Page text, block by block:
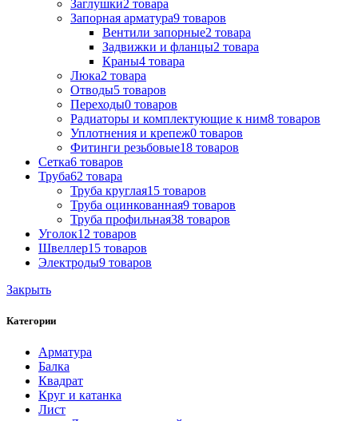
Заглушки2 товара
Запорная арматура9 товаров
Вентили запорные2 товара
Задвижки и фланцы2 товара
Краны4 товара
Люка2 товара
Отводы5 товаров
Переходы0 товаров
Радиаторы и комплектующие к ним8 товаров
Уплотнения и крепеж0 товаров
Фитинги резьбовые18 товаров
Сетка6 товаров
Труба62 товара
Труба круглая15 товаров
Труба оцинкованная9 товаров
Труба профильная38 товаров
Уголок12 товаров
Швеллер15 товаров
Электроды9 товаров
Закрыть
Категории
Арматура
Балка
Квадрат
Круг и катанка
Лист